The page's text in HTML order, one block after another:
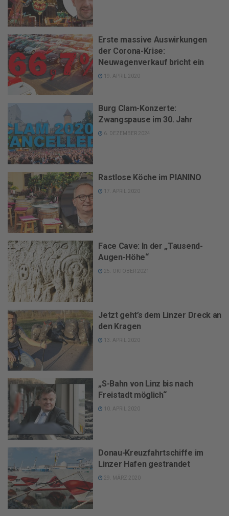
Erste massive Auswirkungen
der Corona-Krise:
Neuwagenverkauf bricht ein
19. APRIL 2020
Burg Clam-Konzerte:
Zwangspause im 30. Jahr
6. DEZEMBER 2024
Rastlose Köche im PIANINO
17. APRIL 2020
Face Cave: In der „Tausend-
Augen-Höhe“
25. OKTOBER 2021
Jetzt geht’s dem Linzer Dreck an
den Kragen
13. APRIL 2020
„S-Bahn von Linz bis nach
Freistadt möglich“
10. APRIL 2020
Donau-Kreuzfahrtschiffe im
Linzer Hafen gestrandet
29. MÄRZ 2020